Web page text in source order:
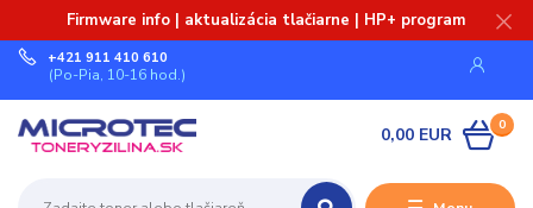
Firmware info | aktualizácia tlačiarne | HP+ program
+421 911 410 610
(Po-Pia, 10-16 hod.)
0
0,00 EUR